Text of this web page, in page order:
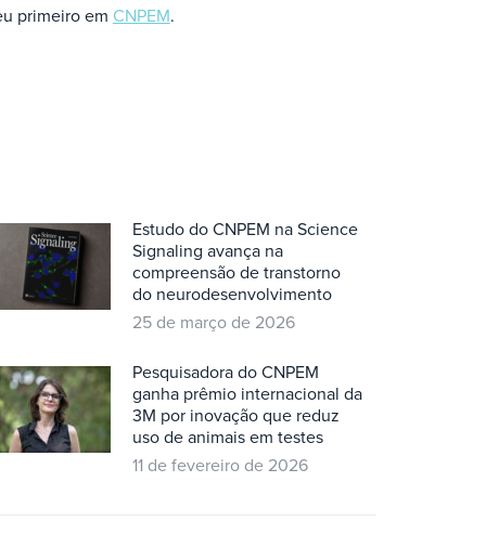
primeiro em CNPEM.
Estudo do CNPEM na Science
Signaling avança na
compreensão de transtorno
do neurodesenvolvimento
25 de março de 2026
Pesquisadora do CNPEM
ganha prêmio internacional da
3M por inovação que reduz
uso de animais em testes
11 de fevereiro de 2026